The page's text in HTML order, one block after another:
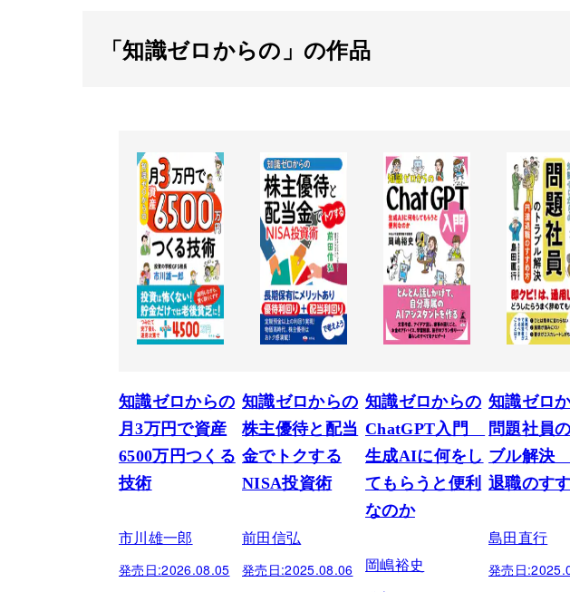
「知識ゼロからの」の作品
知識ゼロからの
月3万円で資産
6500万円つくる
技術
市川雄一郎
発売日:2026.08.05
知識ゼロからの
株主優待と配当
金でトクする
NISA投資術
前田信弘
発売日:2025.08.06
知識ゼロからの
ChatGPT入門
生成AIに何をし
てもらうと便利
なのか
岡嶋裕史
知識ゼロ
問題社員
ブル解決
退職のす
島田直行
発売日: